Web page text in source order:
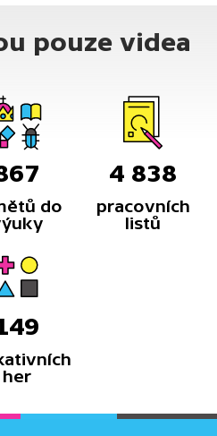
krizi.pouze videa
do
4 838
pracovních
listů
her